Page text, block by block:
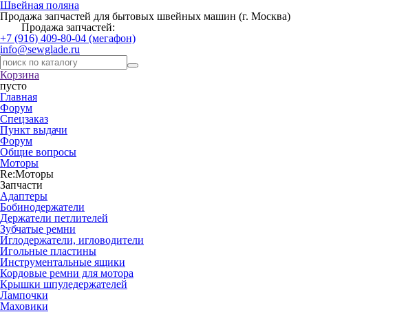
Швейная поляна
Продажа запчастей для бытовых швейных машин (г. Москва)
Продажа запчастей:
+7 (916) 409-80-04 (мегафон)
info@sewglade.ru
Корзина
пусто
Главная
Форум
Спецзаказ
Пункт выдачи
Форум
Общие вопросы
Моторы
Re:Моторы
Запчасти
Адаптеры
Бобинодержатели
Держатели петлителей
Зубчатые ремни
Иглодержатели, игловодители
Игольные пластины
Инструментальные ящики
Кордовые ремни для мотора
Крышки шпуледержателей
Лампочки
Маховики